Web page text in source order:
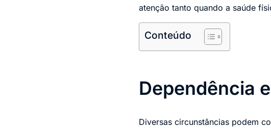
atenção tanto quando a saúde
Conteúdo
Dependência
Diversas circunstâncias podem